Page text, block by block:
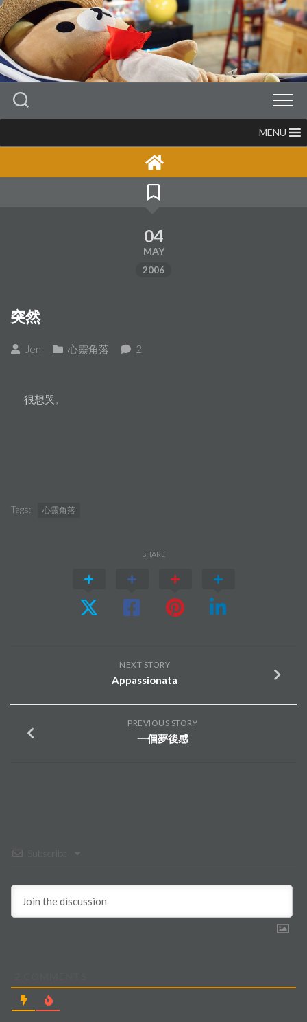
Skip
to
content
MENU
04
MAY
2006
突然
Jen 心靈角落 2
很想哭 。
Tags: 心靈角落
SHARE
NEXT STORY
Appassionata
PREVIOUS STORY
一個夢後感